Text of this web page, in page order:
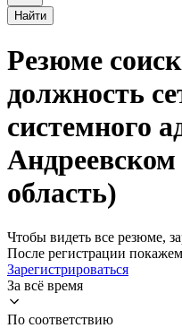
Найти
Резюме
должность
системного
область)
Чтобы видеть все резюме,
После регистрации
Зарегистрироваться
За всё время
По соответствию